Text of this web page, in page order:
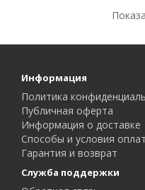
Информация
Политика
Публичная оферта
Информация о доставке
Способы и условия
Гарантия и возврат
Служба поддержки